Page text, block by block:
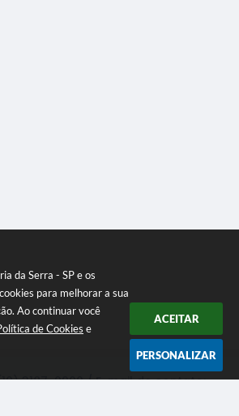
da Serra - SP e os
para melhorar a sua
Ao continuar você
de Cookies e
ACEITAR
PERSONALIZAR
3187-9900 / E-mail de contato: